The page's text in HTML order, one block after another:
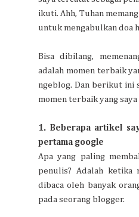
ikuti. Ahh, Tuhan
untuk mengabulkan doa
Bisa dibilang,
adalah momen terbaik
ngeblog. Dan berikut ini
momen terbaik yang
1. Beberapa artikel
pertama google
Apa yang paling
penulis? Adalah ketika
dibaca oleh banyak
pada seorang blogger.